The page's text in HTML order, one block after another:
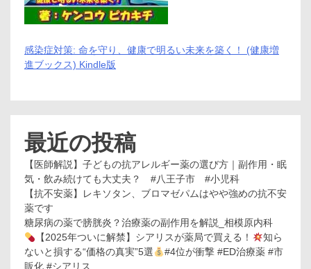
感染症対策: 命を守り、健康で明るい未来を築く！ (健康増
進ブックス) Kindle版
最近の投稿
【医師解説】子どもの抗アレルギー薬の選び方｜副作用・眠
気・飲み続けても大丈夫？ #八王子市 #小児科
【抗不安薬】レキソタン、ブロマゼパムはやや強めの抗不安
薬です
糖尿病の薬で膀胱炎？治療薬の副作用を解説_相模原内科
【2025年ついに解禁】シアリスが薬局で買える！
知ら
ないと損する“価格の真実”5選
#4位が衝撃 #ED治療薬 #市
販化 #シアリス